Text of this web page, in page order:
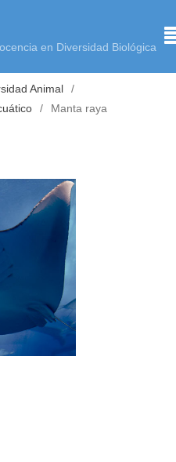
en Diversidad Biológica
Animal
Manta raya